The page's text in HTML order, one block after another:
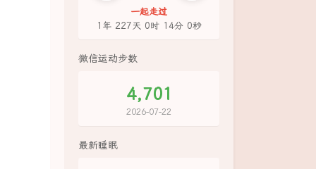
一起走过
1年 227天 0时 14分 1秒
微信运动步数
4,701
2026-07-22
最新睡眠